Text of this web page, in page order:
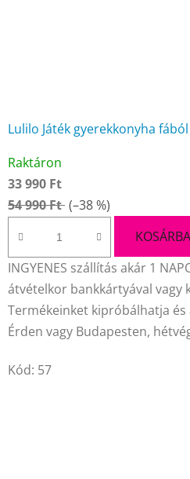
Lulilo Játék gyerekkonyha
termék
átlagos
értékelése
ből
4,6
csillag.
Raktáron
33 990 Ft
54 990 Ft (–38 %)
KOSÁRBA
INGYENES szállítás akár 1
átvételkor bankkártyával vagy
Termékeinket kipróbálhatja
Érden vagy Budapesten,
Kód: 57